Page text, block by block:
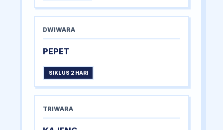
DWIWARA
PEPET
SIKLUS 2 HARI
TRIWARA